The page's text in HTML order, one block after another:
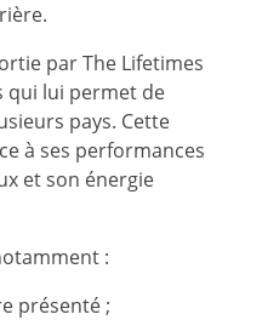
par The Lifetimes
qui lui permet de
pays. Cette
à ses performances
et son énergie
:
présenté ;